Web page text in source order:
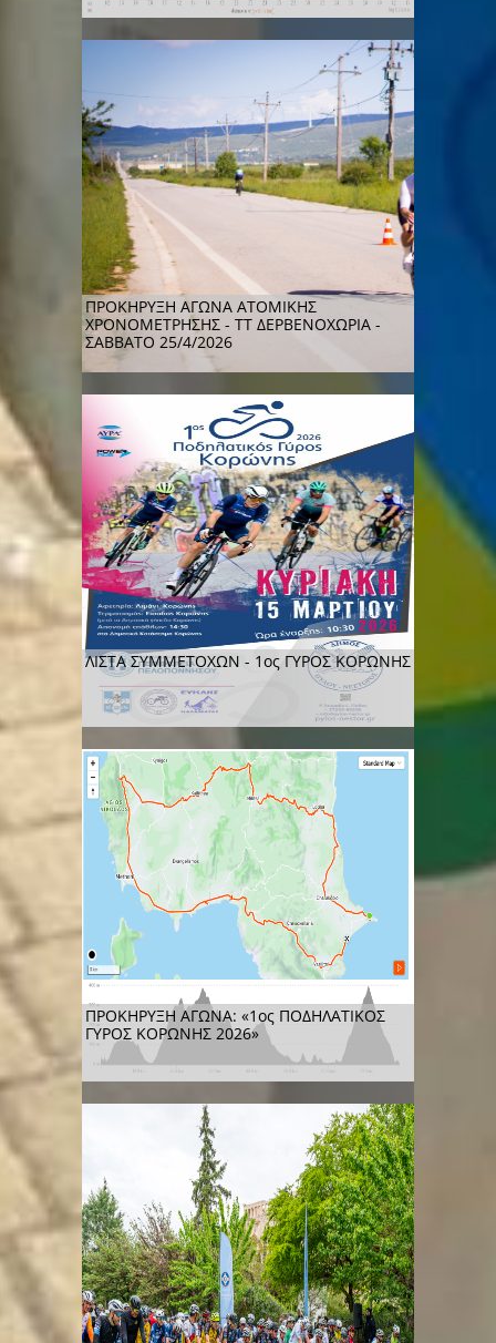
ΠΡΟΚΗΡΥΞΗ ΑΓΩΝΑ ΑΤΟΜΙΚΗΣ
ΧΡΟΝΟΜΕΤΡΗΣΗΣ - ΤΤ ΔΕΡΒΕΝΟΧΩΡΙΑ -
ΣΑΒΒΑΤΟ 25/4/2026
ΛΙΣΤΑ ΣΥΜΜΕΤΟΧΩΝ - 1ος ΓΥΡΟΣ ΚΟΡΩΝΗΣ
ΠΡΟΚΗΡΥΞΗ ΑΓΩΝΑ: «1ος ΠΟΔΗΛΑΤΙΚΟΣ
ΓΥΡΟΣ ΚΟΡΩΝΗΣ 2026»